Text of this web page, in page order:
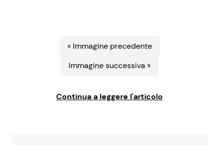
Viaggi e Turismo Ricette Feste
Ricette per Bambini
« Immagine precedente
Immagine successiva »
Continua a leggere l'articolo